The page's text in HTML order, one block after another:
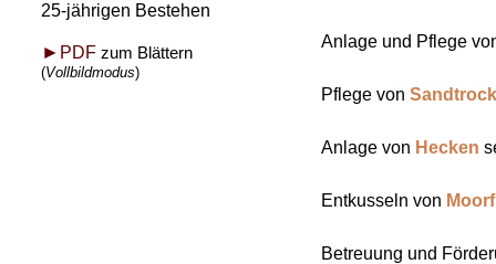
Anlage und Pflege
Pflege von
Anlage von Hecken
Entkusseln von
Betreuung und
25-jährigen Bestehen
► PDF zum Blättern
(Vollbildmodus)